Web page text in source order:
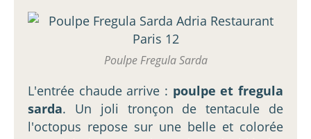
Poulpe Fregula Sarda
L'entrée chaude arrive : poulpe et fregula
sarda. Un joli tronçon de tentacule de
l'octopus repose sur une belle et colorée